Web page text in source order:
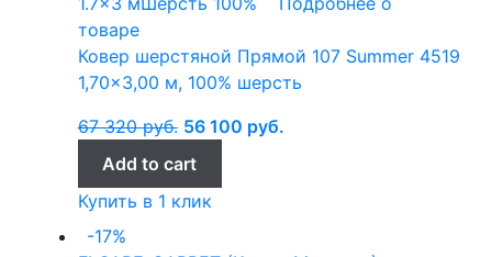
товаре
Ковер шерстяной Прямой 107 Summer 4519
1,70×3,00 м, 100% шерсть
67 320руб. 56 100 руб.
Add to cart
Купить в 1 клик
-17%